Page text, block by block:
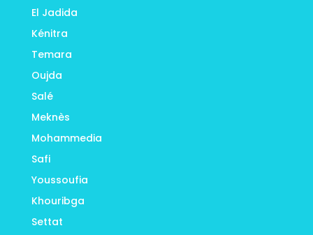
El Jadida
Kénitra
Temara
Oujda
Salé
Meknès
Mohammedia
Safi
Youssoufia
Khouribga
Settat